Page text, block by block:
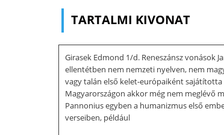
TARTALMI KIVONAT
Girasek Edmond 1/d. Reneszánsz vonások
ellentétben nem nemzeti nyelven, nem
vagy talán első kelet-európaiként
Magyarországon akkor még nem meglévő
Pannonius egyben a humanizmus első
verseiben, például